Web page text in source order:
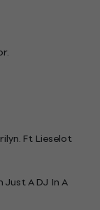
Ft Lieselot
Just A DJ In A